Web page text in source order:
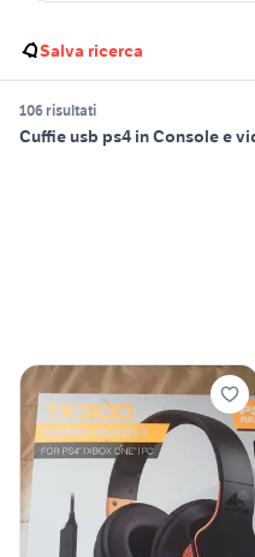
Salva ricerca
106 risultati
Cuffie usb ps4 in Console e